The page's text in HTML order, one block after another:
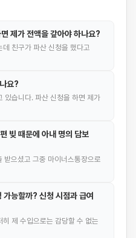
제가 전액을 갚아야 하나요?
친구가 파산 신청을 했다고
요?
있습니다. 파산 신청을 하면 제가
빚 때문에 아내 명의 담보
받으셨고 그중 마이너스통장으로
능할까? 신청 시점과 급여
제 수입으로는 감당할 수 없는